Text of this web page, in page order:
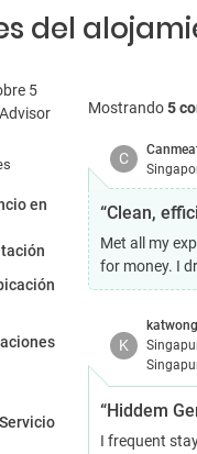
del
en
Servicio
Mostrando5
C
“Clean,
Met all my
for money. I
K
“Hiddem
I frequent